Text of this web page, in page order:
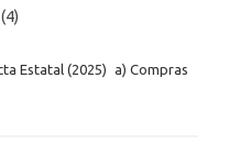
Estatal (2025)
a) Compras